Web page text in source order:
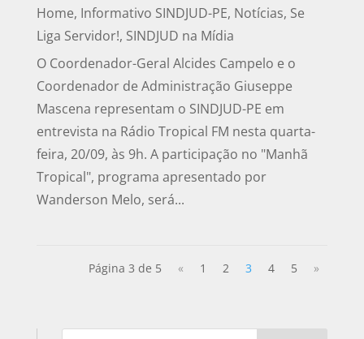
Home, Informativo SINDJUD-PE, Notícias, Se
Liga Servidor!, SINDJUD na Mídia
O Coordenador-Geral Alcides Campelo e o
Coordenador de Administração Giuseppe
Mascena representam o SINDJUD-PE em
entrevista na Rádio Tropical FM nesta quarta-
feira, 20/09, às 9h. A participação no "Manhã
Tropical", programa apresentado por
Wanderson Melo, será...
Página 3 de 5 « 1 2 3 4 5 »